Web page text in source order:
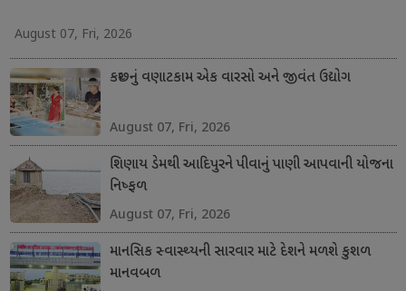
August 07, Fri, 2026
કચ્છનું વણાટકામ એક વારસો અને જીવંત ઉદ્યોગ
August 07, Fri, 2026
શિણાય ડેમથી આદિપુરને પીવાનું પાણી આપવાની યોજના
નિષ્ફળ
August 07, Fri, 2026
માનસિક સ્વાસ્થ્યની સારવાર માટે દેશને મળશે કુશળ
માનવબળ